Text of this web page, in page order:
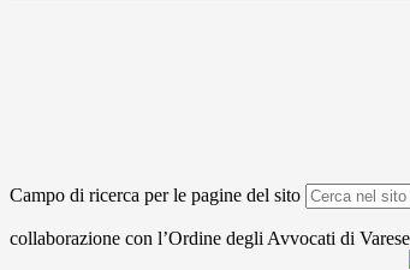
Campo di ricerca per le pagine del sito
collaborazione con l’Ordine degli Avvocati di